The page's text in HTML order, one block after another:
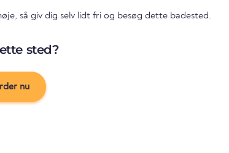
så giv dig selv lidt fri og besøg dette badested.
sted?
nu